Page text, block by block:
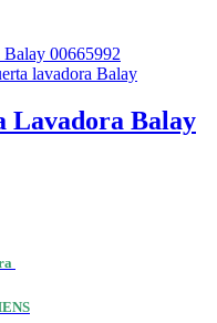
lavadora Balay
Lavadora Balay